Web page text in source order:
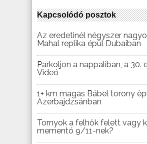
Kapcsolódó posztok
Az eredetinél négyszer
Mahal replika épül Dubaiban
Parkoljon a nappaliban, a 30.
Videó
1+ km magas Bábel torony
Azerbajdzsánban
Tornyok a felhők felett vagy
mementó 9/11-nek?